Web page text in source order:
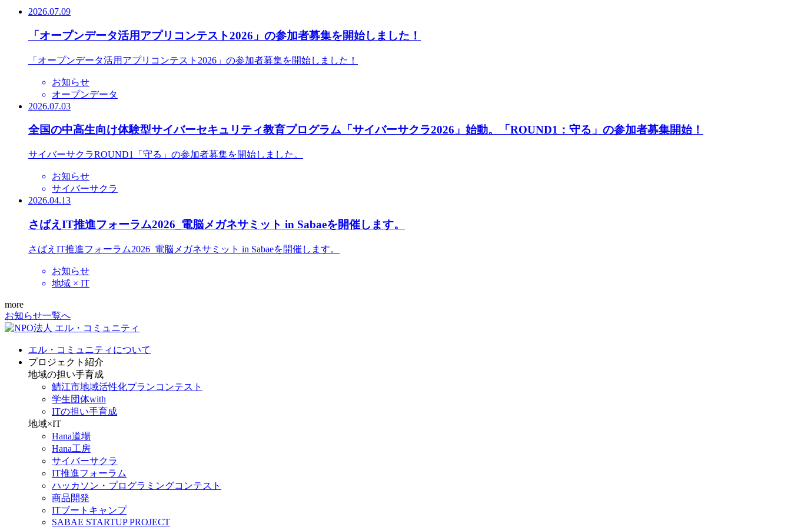
2026.07.09
「オープンデータ活用アプリコンテスト2026」の参加者募集を開始しました！
「オープンデータ活用アプリコンテスト2026」の参加者募集を開始しました！
お知らせ
オープンデータ
2026.07.03
全国の中高生向け体験型サイバーセキュリティ教育プログラム「サイバーサクラ2026」始動。「ROUND1：守る」の参加者募集開始！
サイバーサクラROUND1「守る」の参加者募集を開始しました。
お知らせ
サイバーサクラ
2026.04.13
さばえIT推進フォーラム2026_電脳メガネサミット in Sabaeを開催します。
さばえIT推進フォーラム2026_電脳メガネサミット in Sabaeを開催します。
お知らせ
地域 × IT
more
お知らせ一覧へ
エル・コミュニティについて
プロジェクト紹介
地域の担い手育成
鯖江市地域活性化プランコンテスト
学生団体with
ITの担い手育成
地域×IT
Hana道場
Hana工房
サイバーサクラ
IT推進フォーラム
ハッカソン・プログラミングコンテスト
商品開発
ITブートキャンプ
SABAE STARTUP PROJECT